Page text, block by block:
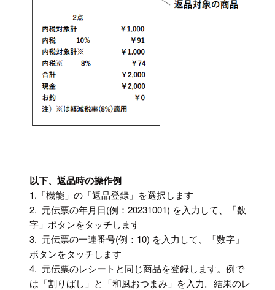
以下、返品時の操作例
1.「機能」の「返品登録」を選択します
2. 元伝票の年月日(例：20231001) を入力して、「数
字」ボタンをタッチします
3. 元伝票の一連番号(例：10) を入力して、「数字」
ボタンをタッチします
4. 元伝票のレシートと同じ商品を登録します。例で
は「割りばし」と「和風おつまみ」を入力。結果のレ